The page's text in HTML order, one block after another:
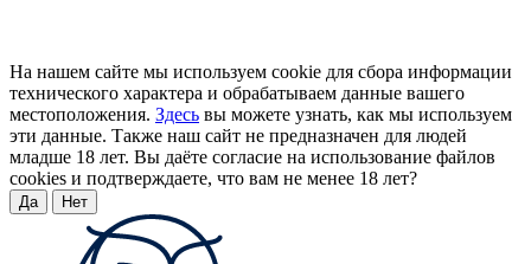
На нашем сайте мы используем cookie для сбора информации
технического характера и обрабатываем данные вашего
местоположения. Здесь вы можете узнать, как мы используем
эти данные. Также наш сайт не предназначен для людей
младше 18 лет. Вы даёте согласие на использование файлов
cookies и подтверждаете, что вам не менее 18 лет?
Да Нет